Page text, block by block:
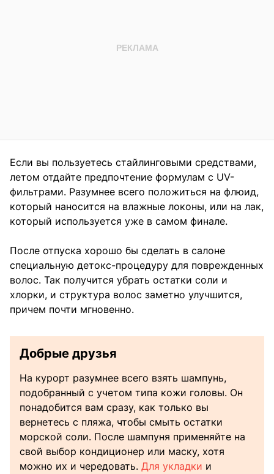
Если вы пользуетесь стайлинговыми средствами,
летом отдайте предпочтение формулам с UV-
фильтрами. Разумнее всего положиться на флюид,
который наносится на влажные локоны, или на лак,
который используется уже в самом финале.
После отпуска хорошо бы сделать в салоне
специальную детокс-процедуру для поврежденных
волос. Так получится убрать остатки соли и
хлорки, и структура волос заметно улучшится,
причем почти мгновенно.
Добрые друзья
На курорт разумнее всего взять шампунь,
подобранный с учетом типа кожи головы. Он
понадобится вам сразу, как только вы
вернетесь с пляжа, чтобы смыть остатки
морской соли. После шампуня применяйте на
свой выбор кондиционер или маску, хотя
можно их и чередовать. Для укладки и